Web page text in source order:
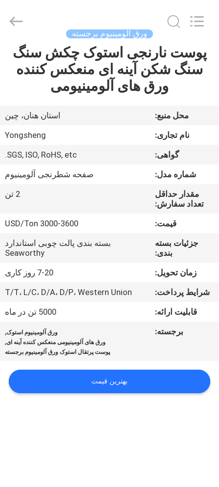
صفحه
اصلی
درباره
کارخانه
کیفیت
ما
تماس
موارد
Industry
Co.,Ltd..
ورق آلومینیوم برجسته
پوست نارنجی استوک چکش سنگ
سنگ شکن آینه ای منعکس کننده
ورق های آلومینیومی
محل منبع:
استان هنان، چین
نام تجاری:
Yongsheng
گواهی:
SGS, ISO, RoHS, etc.
شماره مدل:
صفحه شطرنجی آلومینیوم
مقدار حداقل
تعداد سفارش:
2 تن
قیمت:
3000-3600 USD/Ton
جزئیات بسته
بندی:
بسته بندی پالت چوبی استاندارد
Seaworthy
زمان تحویل:
7-20 روز کاری
شرایط پرداخت:
T/T، L/C، D/A، D/P، Western Union
قابلیت ارائه:
5000 تن در ماه
برجسته:
ورق آلومینیوم استوک,
ورق های آلومینیومی منعکس کننده آینه ای,
پوست پرتقال استوک ورق آلومینیوم برجسته
بهترین قیمت